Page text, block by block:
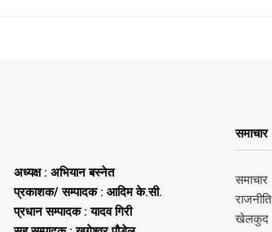
अध्यक्ष : अभियान बस्नेत
प्रकाशक/ सम्पादक : आदिम के.सी.
प्रधान सम्पादक : यादव गिरी
समाचार
समाचार
राजनीति
खेलकुद